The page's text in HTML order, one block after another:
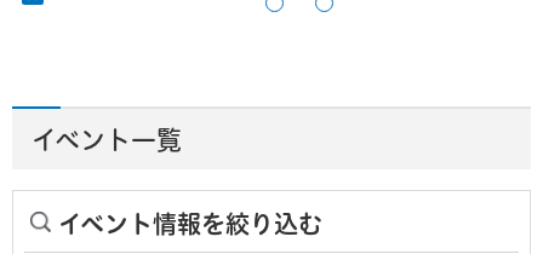
イベント一覧
イベント情報を絞り込む